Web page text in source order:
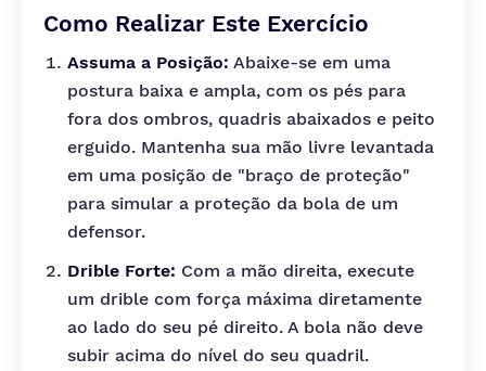
Como Realizar Este Exercício
Assuma a Posição: Abaixe-se em uma
postura baixa e ampla, com os pés para
fora dos ombros, quadris abaixados e peito
erguido. Mantenha sua mão livre levantada
em uma posição de "braço de proteção"
para simular a proteção da bola de um
defensor.
Drible Forte: Com a mão direita, execute
um drible com força máxima diretamente
ao lado do seu pé direito. A bola não deve
subir acima do nível do seu quadril.